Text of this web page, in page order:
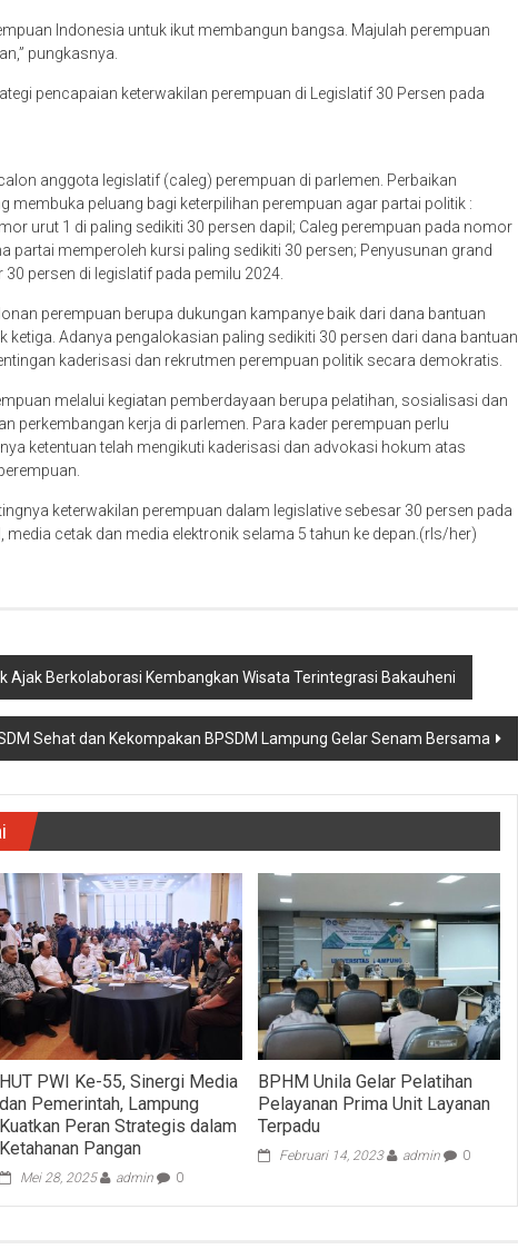
Indonesia untuk ikut membangun bangsa. Majulah perempuan
pungkasnya.
pencapaian keterwakilan perempuan di Legislatif 30 Persen pada
anggota legislatif (caleg) perempuan di parlemen. Perbaikan
membuka peluang bagi keterpilihan perempuan agar partai politik :
urut 1 di paling sedikiti 30 persen dapil; Caleg perempuan pada nomor
partai memperoleh kursi paling sedikiti 30 persen; Penyusunan grand
persen di legislatif pada pemilu 2024.
perempuan berupa dukungan kampanye baik dari dana bantuan
ketiga. Adanya pengalokasian paling sedikiti 30 persen dari dana bantuan
kaderisasi dan rekrutmen perempuan politik secara demokratis.
melalui kegiatan pemberdayaan berupa pelatihan, sosialisasi dan
perkembangan kerja di parlemen. Para kader perempuan perlu
ketentuan telah mengikuti kaderisasi dan advokasi hokum atas
keterwakilan perempuan dalam legislative sebesar 30 persen pada
cetak dan media elektronik selama 5 tahun ke depan.(rls/her)
Ajak Berkolaborasi Kembangkan Wisata Terintegrasi Bakauheni
Sehat dan Kekompakan BPSDM Lampung Gelar Senam Bersama
HUT PWI Ke-55, Sinergi Media
dan Pemerintah, Lampung
Kuatkan Peran Strategis dalam
Ketahanan Pangan
Mei 28, 2025 admin 0
BPHM Unila Gelar Pelatihan
Pelayanan Prima Unit Layanan
Terpadu
Februari 14, 2023 admin 0